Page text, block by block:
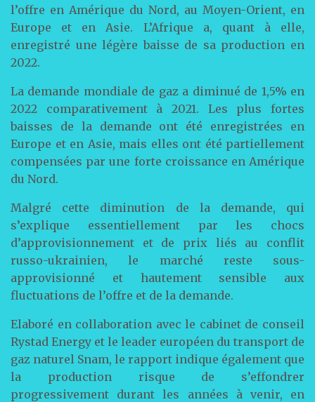
l’offre en Amérique du Nord, au Moyen-Orient, en
Europe et en Asie. L’Afrique a, quant à elle,
enregistré une légère baisse de sa production en
2022.
La demande mondiale de gaz a diminué de 1,5% en
2022 comparativement à 2021. Les plus fortes
baisses de la demande ont été enregistrées en
Europe et en Asie, mais elles ont été partiellement
compensées par une forte croissance en Amérique
du Nord.
Malgré cette diminution de la demande, qui
s’explique essentiellement par les chocs
d’approvisionnement et de prix liés au conflit
russo-ukrainien, le marché reste sous-
approvisionné et hautement sensible aux
fluctuations de l’offre et de la demande.
Elaboré en collaboration avec le cabinet de conseil
Rystad Energy et le leader européen du transport de
gaz naturel Snam, le rapport indique également que
la production risque de s’effondrer
progressivement durant les années à venir, en